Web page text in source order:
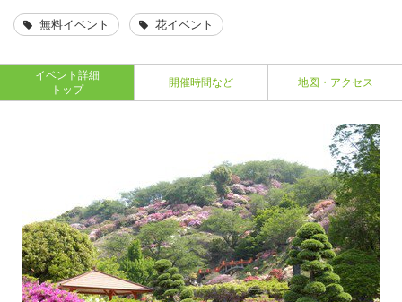
無料イベント 花イベント
イベント詳細
トップ
開催時間など 地図・アクセス